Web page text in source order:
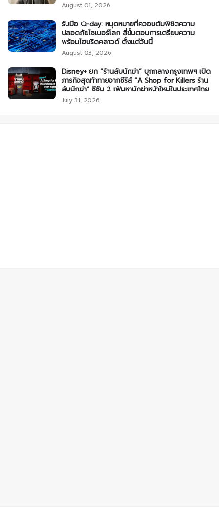
August 01, 2026
รับมือ Q-day: หมุดหมายที่ควอนตัมพิชิตความ
ปลอดภัยไซเบอร์โลก สี่ขั้นตอนการเตรียมความ
พร้อมไฮบริดคลาวด์ ตั้งแต่วันนี้
August 03, 2026
Disney+ ยก “ร้านลับนักฆ่า” บุกกลางกรุงเทพฯ เปิด
ภารกิจสุดท้าทายจากซีรีส์ “A Shop for Killers ร้าน
ลับนักฆ่า” ซีซัน 2 เฟ้นหานักฆ่าหน้าใหม่ในประเทศไทย
July 31, 2026